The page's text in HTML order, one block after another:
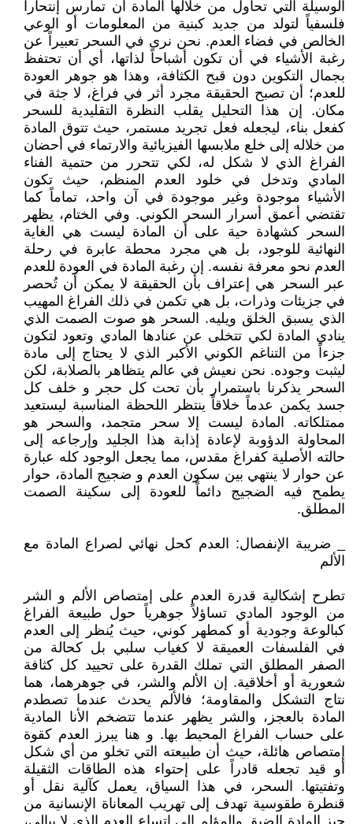
الوسيلة التي تحاول من خلالها المادة أن تمارس إنتحاراً
فلسفياً لتولد من جديد كبنية من المعلومات أو الوعي
الخالص في فضاء العدم. نحن نرى في السحر تعبيراً عن
رغبة الأشياء في أن تكون أشباحاً لذاتها، أي أن تحتفظ
بجمال التكوين دون قبح الكثافة، وهذا هو جوهر العودة
للعدم؛ أن تصبح الحقيقة مجرد أثر في فراغ، لا جثة في
مكان. إن هذا التحليل يقلب النظرة التقليدية للسحر
كفعل بناء، ليجعله فعل تجريد مستمر، حيث تتوق المادة
من خلاله إلى خلع ملابسها الفيزيائية والارتماء في أحضان
الفراغ الذي لا شكل له، لكي تتحرر من حتمية الفناء
المادي وتدخل في خلود العدم المنظم، حيث تكون
الأشياء موجودة وغير موجودة في آن واحد، تماماً كما
تقتضي أعمق أسرار السحر الكوني. وفي الختام، يظهر
السحر كشهادة حية على أن المادة ليست هي الغاية
النهائية للوجود، بل هي مجرد محطة عابرة في رحلة
العدم نحو معرفة نفسه. إن رغبة المادة في العودة للعدم
عبر السحر هي إعتراف بأن الحقيقة لا يمكن أن تُحصر
في جزيئات وذرات، بل هي تكمن في ذلك الفراغ المهيب
الذي يسبق الخلق ويليه. السحر هو صوت الصمت الذي
ينادي المادة لكي تتخلى عن عنادها المادي وتعود لتكون
جزءاً من التناغم الكوني الأكبر الذي لا يحتاج إلى مادة
ليثبت وجوده. نحن نعيش في عالم يتظاهر بالصلابة، لكن
السحر يذكرنا باستمرار بأن تحت كل حجر و خلف كل
جسد يكمن عدماً خلاقاً ينتظر اللحظة المناسبة ليستعيد
ممتلكاته. المادة ليست إلا سحر متجمد، والسحر هو
المحاولة الدؤوبة لإعادة إذابة هذا الجليد وإرجاعه إلى
حالته الأصلية كفراغ مقدس، مما يجعل الوجود كله عبارة
عن حوار لا ينتهي بين سكون العدم و ضجيج المادة، حوار
يطمح فيه الضجيج دائماً للعودة إلى سكينة الصمت
المطلق.
_ ضريبة الإنفصال: العدم كحل نهائي لصراع المادة مع
الألم
تطرح إشكالية قدرة العدم على إمتصاص الألم و الشر
من الوجود المادي تساؤلاً جوهرياً حول طبيعة الفراغ
كبالوعة وجودية أو كمطهر كوني، حيث يُنظر إلى العدم
في الفلسفات العميقة لا كغياب سلبي بل كحالة من
الصفر المطلق التي تملك القدرة على تحييد كل كثافة
شعورية أو أخلاقية. إن الألم والشر، في جوهرهما، هما
نتاج التشكل والمقاومة؛ فالألم يحدث عندما تصطدم
المادة بالعجز، والشر يظهر عندما تتضخم الأنا المادية
على حساب الفراغ المحيط بها. و هنا يبرز العدم كقوة
إمتصاص هائلة، حيث أن طبيعته التي تخلو من أي شكل
أو قيد تجعله قادراً على إحتواء هذه الطاقات الثقيلة
وتفتيتها. السحر، في هذا السياق، يعمل كآلية نقل أو
قنطرة طقوسية تهدف إلى تهريب المعاناة الإنسانية من